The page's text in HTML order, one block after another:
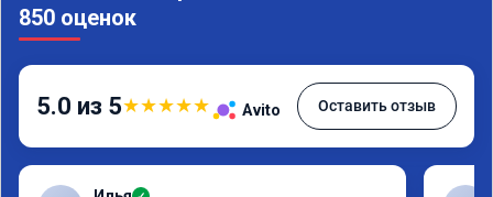
850 оценок
5.0 из 5★★★★★ Avito Оставить отзыв